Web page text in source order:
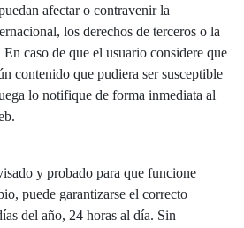
afectar o contravenir la
los derechos de terceros o la
caso de que el usuario considere que
contenido que pudiera ser susceptible
lo notifique de forma inmediata al
y probado para que funcione
puede garantizarse el correcto
del año, 24 horas al día. Sin